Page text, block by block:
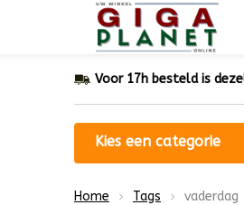
Voor 17h besteld is
Kies een categorie
Home Tags vaderdag